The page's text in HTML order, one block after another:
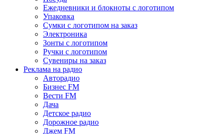
Ежедневники и блокноты с логотипом
Упаковка
Сумки с логотипом на заказ
Электроника
Зонты с логотипом
Ручки с логотипом
Сувениры на заказ
Реклама на радио
Авторадио
Бизнес FM
Вести FM
Дача
Детское радио
Дорожное радио
Джем FM